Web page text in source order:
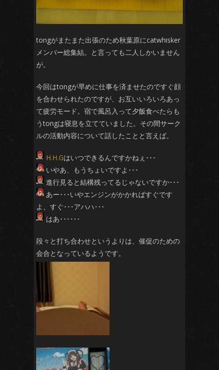
tongがまたまた出張のため秋葉原にcatwhisker
メンバー総集結。と言っても二人しかいません
が。
今回はtongが早めに仕事を済ませたのですぐ顔
を合わせられたのですが、お互いいろいろあっ
て疲労モード。宿で風呂入って夕飯食べたらも
うtongは寝息を立てていました。その間サーク
ルの活動内容について話したことと言えば。
H.H.Gはいつできるんですかねぇ･･･
いやあ、もうちょいですよ･･･
進行見ると結構残ってるじゃないですか･･･
あー･･･いやエンジンがかかればすぐです
よ、すぐ･･･アハハ･･･
はあ･･････
段々と打ち合わせというよりは、催促のための
会合となっているようです。